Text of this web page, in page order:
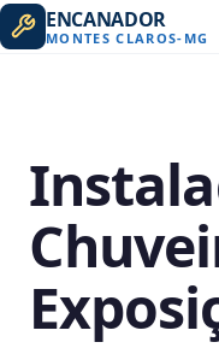
ENCANADOR
MONTES CLAROS- MG